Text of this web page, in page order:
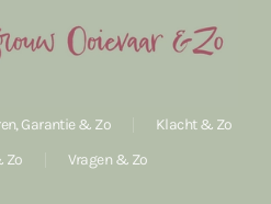
Garantie & Zo
Klacht & Zo
Zo
Vragen & Zo